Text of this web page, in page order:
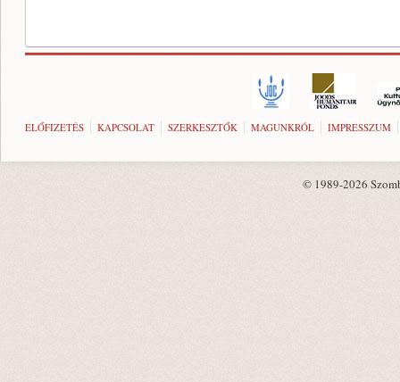
ELŐFIZETÉS KAPCSOLAT SZERKESZTŐK MAGUNKRÓL IMPRESSZUM
© 1989-2026